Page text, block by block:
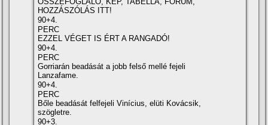
HOZZÁSZÓLÁS ITT!
90+4.
PERC
EZZEL VÉGET IS ÉRT A RANGADÓ!
90+4.
PERC
Gorriarán beadását a jobb felső mellé fejeli
Lanzafame.
90+4.
PERC
Bőle beadását felfejeli Viní­cius, elüti Kovácsik,
szögletre.
90+3.